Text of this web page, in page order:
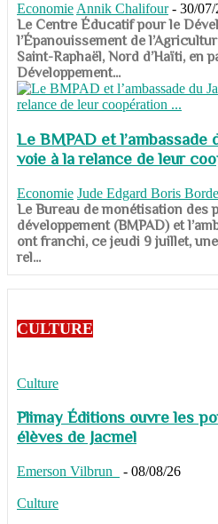
Economie Annik Chalifour - 30/07/
​​​​​​​Le Centre Éducatif pour le
l’Épanouissement de
Saint-Raphaël, Nord d’Haïti, en
Développement...
Le BMPAD et l’ambassade
voie à la relance de leur
Economie Jude Edgard Boris
​​​​​​​Le Bureau de monétisation des
développement (BMPAD) et
ont franchi, ce jeudi 9 juillet,
rel...
CULTURE
Culture
Plimay Éditions ouvre les
élèves de Jacmel
Emerson Vilbrun - 08/08/26
Culture